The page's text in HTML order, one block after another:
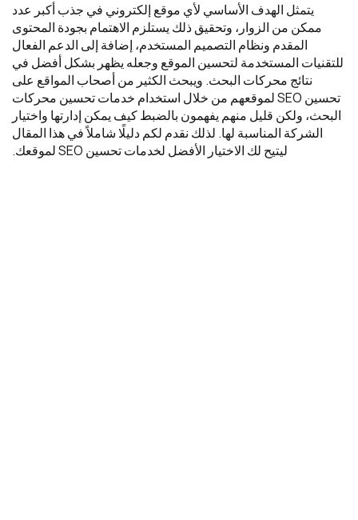
يتمثل الهدف الأساسي لأي موقع إلكتروني في جذب أكبر عدد
ممكن من الزوار، وتحقيق ذلك يستلزم الاهتمام بجودة المحتوى
المقدم ونظام التصميم المستخدم، إضافة إلى الدعم الفعال
للتقنيات المستخدمة لتحسين الموقع وجعله يظهر بشكل أفضل في
نتائج محركات البحث. ويبحث الكثير من أصحاب المواقع على
تحسين SEO لموقعهم من خلال استخدام خدمات تحسين محركات
البحث، ولكن قليل منهم يفهمون بالضبط كيف يمكن إدارتها واختيار
الشركة المناسبة لها. لذلك نقدم لكم دليلًا شاملاً في هذا المقال
ليتيح لك الاختيار الأفضل لخدمات تحسين SEO لموقعك.